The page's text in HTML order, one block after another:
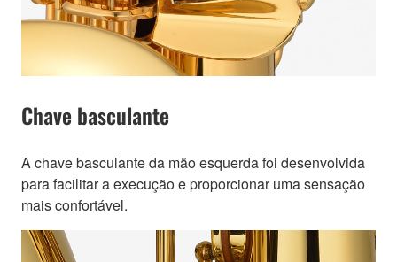
Chave basculante
A chave basculante da mão esquerda foi desenvolvida
para facilitar a execução e proporcionar uma sensação
mais confortável.